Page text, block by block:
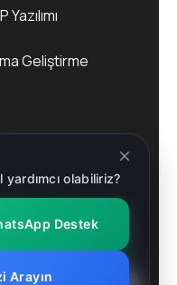
Yazılımı
Geliştirme
yardımcı olabiliriz?
Destek
Arayın